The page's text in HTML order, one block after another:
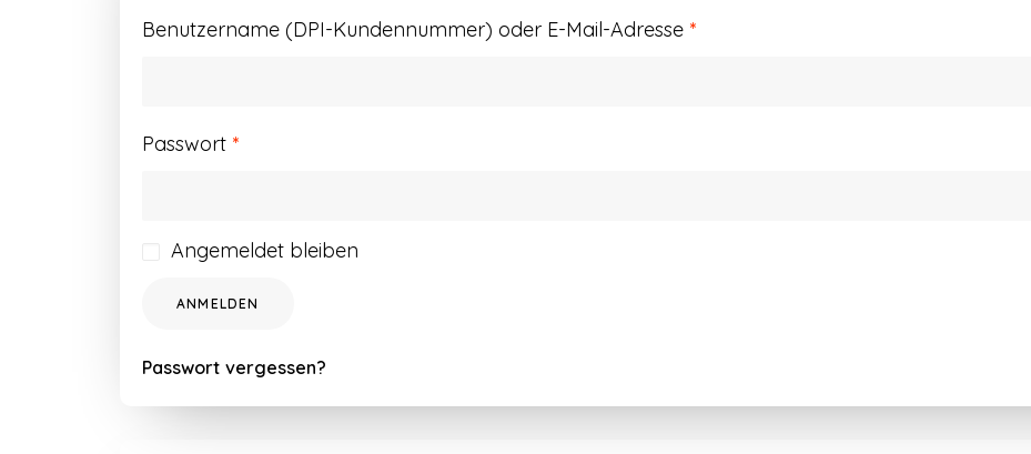
Benutzername (DPI-Kundennummer) oder E-Mail-Adresse *Erforderlich
Passwort *Erforderlich
Angemeldet bleiben
ANMELDEN
Passwort vergessen?